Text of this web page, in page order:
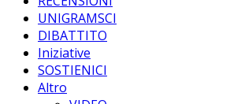
UNIGRAMSCI
DIBATTITO
Iniziative
SOSTIENICI
Altro